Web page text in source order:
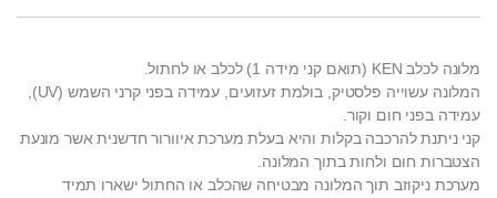
מלונה לכלב KEN (תואם קני מידה 1) לכלב או לחתול.
המלונה עשוייה פלסטיק, בולמת זעזועים, עמידה בפני קרני השמש (UV),
עמידה בפני חום וקור.
קני ניתנת להרכבה בקלות והיא בעלת מערכת איוורור חדשנית אשר מונעת
הצטברות חום ולחות בתוך המלונה.
מערכת ניקוזב תוך המלונה מבטיחה שהכלב או החתול ישארו תמיד